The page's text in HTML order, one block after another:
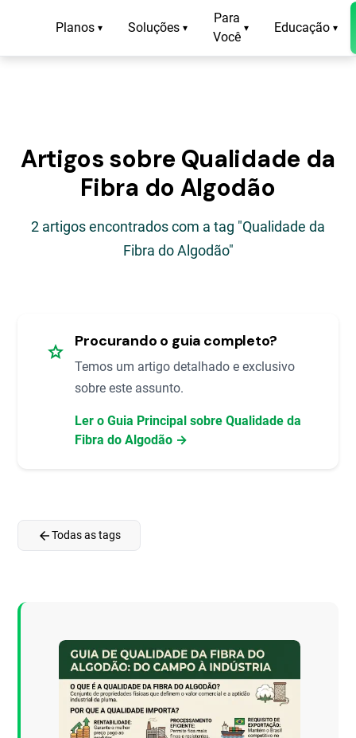
Planos ▾ Soluções ▾
Para
Você
▾ Educação ▾
Artigos sobre Qualidade da
Fibra do Algodão
2 artigos encontrados com a tag "Qualidade da
Fibra do Algodão"
star Procurando o guia completo?
Temos um artigo detalhado e exclusivo
sobre este assunto.
Ler o Guia Principal sobre Qualidade da
Fibra do Algodão →
arrow_backTodas as tags